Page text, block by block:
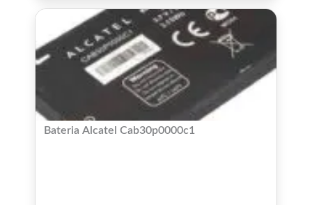
Bateria Alcatel Cab30p0000c1